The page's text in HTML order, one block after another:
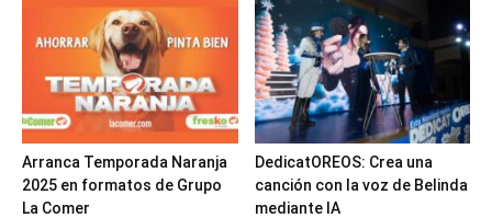
Arranca Temporada Naranja
2025 en formatos de Grupo
La Comer
DedicatOREOS: Crea una
canción con la voz de Belinda
mediante IA